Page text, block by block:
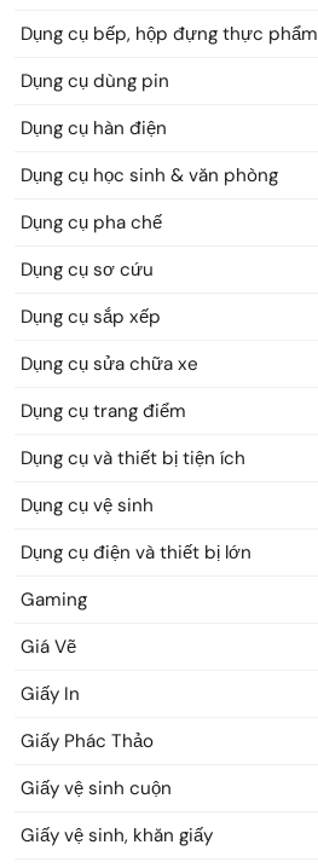
Dụng cụ bếp, hộp đựng thực phẩm
Dụng cụ dùng pin
Dụng cụ hàn điện
Dụng cụ học sinh & văn phòng
Dụng cụ pha chế
Dụng cụ sơ cứu
Dụng cụ sắp xếp
Dụng cụ sửa chữa xe
Dụng cụ trang điểm
Dụng cụ và thiết bị tiện ích
Dụng cụ vệ sinh
Dụng cụ điện và thiết bị lớn
Gaming
Giá Vẽ
Giấy In
Giấy Phác Thảo
Giấy vệ sinh cuộn
Giấy vệ sinh, khăn giấy